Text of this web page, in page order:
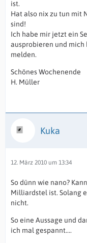
ist.
Hat also nix zu tun mit
sind!
Ich habe mir jetzt ein
ausprobieren und mich
melden.
Schönes Wochenende
H. Müller
Kuka
12. März 2010 um 13:34
So dünn wie nano?
Milliardstel ist. Solang
nicht.
So eine Aussage und
ich mal gespannt....